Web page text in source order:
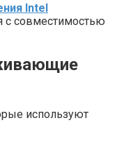
Intel
с совместимостью
используют